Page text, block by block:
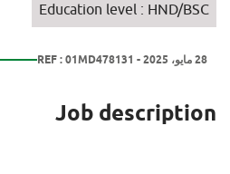
Education level : HND/BSC
28 مايو، 2025 - REF : 01MD478131
Job description